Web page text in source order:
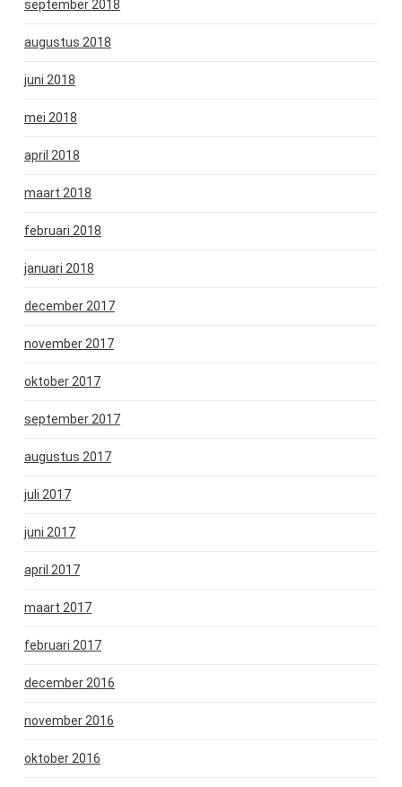
september 2018
augustus 2018
juni 2018
mei 2018
april 2018
maart 2018
februari 2018
januari 2018
december 2017
november 2017
oktober 2017
september 2017
augustus 2017
juli 2017
juni 2017
april 2017
maart 2017
februari 2017
december 2016
november 2016
oktober 2016